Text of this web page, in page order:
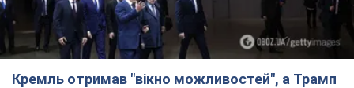
Кремль отримав "вікно можливостей", а Трамп